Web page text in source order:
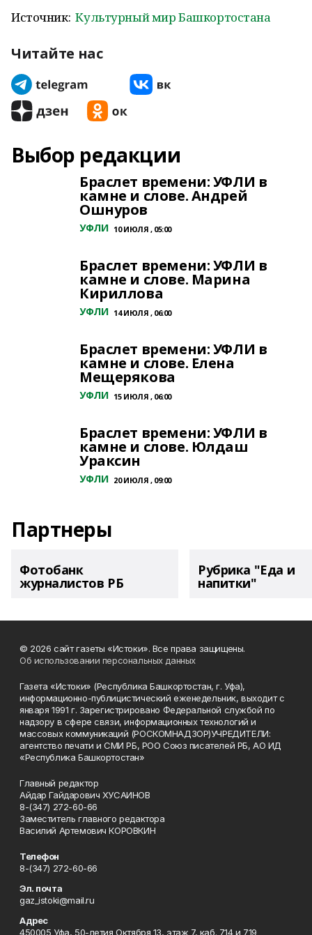
Источник:Культурный мир Башкортостана
Читайте нас
Выбор редакции
Браслет времени: УФЛИ в
камне и слове. Андрей
Ошнуров
УФЛИ 10 ИЮЛЯ , 05:00
Браслет времени: УФЛИ в
камне и слове. Марина
Кириллова
УФЛИ 14 ИЮЛЯ , 06:00
Браслет времени: УФЛИ в
камне и слове. Елена
Мещерякова
УФЛИ 15 ИЮЛЯ , 06:00
Браслет времени: УФЛИ в
камне и слове. Юлдаш
Ураксин
УФЛИ 20 ИЮЛЯ , 09:00
Партнеры
Фотобанк
журналистов РБ
Рубрика "Еда и
напитки"
© 2026 сайт газеты «Истоки». Все права защищены.
Об использовании персональных данных
Газета «Истоки» (Республика Башкортостан, г. Уфа),
информационно-публицистический еженедельник, выходит с
января 1991 г. Зарегистрировано Федеральной службой по
надзору в сфере связи, информационных технологий и
массовых коммуникаций (РОСКОМНАДЗОР)УЧРЕДИТЕЛИ:
агентство печати и СМИ РБ, РОО Союз писателей РБ, АО ИД
«Республика Башкортостан»
Главный редактор
Айдар Гайдарович ХУСАИНОВ
8-(347) 272-60-66
Заместитель главного редактора
Василий Артемович КОРОВКИН
Телефон
8-(347) 272-60-66
Эл. почта
gaz_istoki@mail.ru
Адрес
450005 Уфа, 50-летия Октября 13, этаж 7, каб. 714 и 719